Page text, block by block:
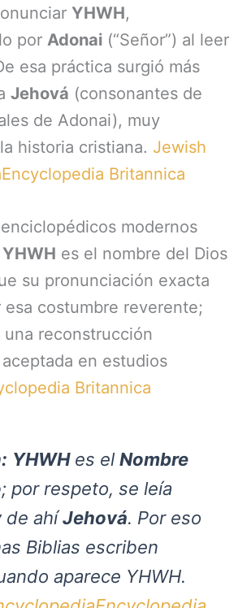
YHWH,
por Adonai (“Señor”) al leer
esa práctica surgió más
Jehová (consonantes de
de Adonai), muy
historia cristiana. Jewish
Encyclopedia Britannica
modernos
YHWH es el nombre del Dios
su pronunciación exacta
costumbre reverente;
una reconstrucción
en estudios
Britannica
YHWHes el Nombre
; por respeto, se leía
de ahíJehová. Por eso
Biblias escriben
aparece YHWH.